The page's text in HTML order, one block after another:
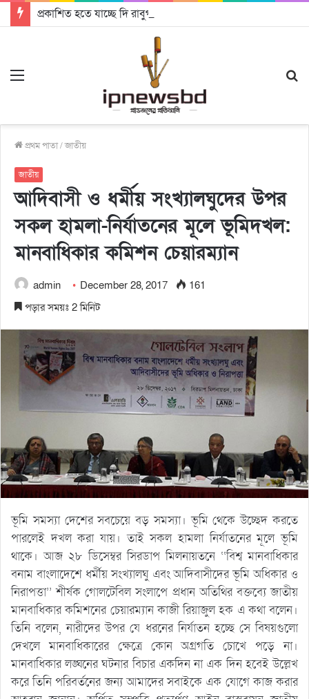
প্রকাশিত হতে যাচ্ছে দি রাবুগার নতুন গান ‘Baljanggi’
প্রথম পাতা/জাতীয়
জাতীয়
আদিবাসী ও ধর্মীয় সংখ্যালঘুদের উপর
সকল হামলা-নির্যাতনের মূলে ভূমিদখল:
মানবাধিকার কমিশন চেয়ারম্যান
admin December 28, 2017
161
পড়ার সময়ঃ 2 মিনিট
ভূমি সমস্যা দেশের সবচেয়ে বড় সমস্যা। ভূমি থেকে উচ্ছেদ করতে
পারলেই দখল করা যায়। তাই সকল হামলা নির্যাতনের মূলে ভূমি
থাকে। আজ ২৮ ডিসেম্বর সিরডাপ মিলনায়তনে ‘‘বিশ্ব মানবাধিকার
বনাম বাংলাদেশে ধর্মীয় সংখ্যালঘু এবং আদিবাসীদের ভূমি অধিকার ও
নিরাপত্তা’’ শীর্ষক গোলটেবিল সংলাপে প্রধান অতিথির বক্তব্যে জাতীয়
মানবাধিকার কমিশনের চেয়ারম্যান কাজী রিয়াজুল হক এ কথা বলেন।
তিনি বলেন, নারীদের উপর যে ধরনের নির্যাতন হচ্ছে সে বিষয়গুলো
দেখলে মানবাধিকারের ক্ষেত্রে কোন অগ্রগতি চোখে পড়ে না।
মানবাধিকার লঙ্ঘনের ঘটনার বিচার একদিন না এক দিন হবেই উল্লেখ
করে তিনি পরিবর্তনের জন্য আমাদের সবাইকে এক যোগে কাজ করার